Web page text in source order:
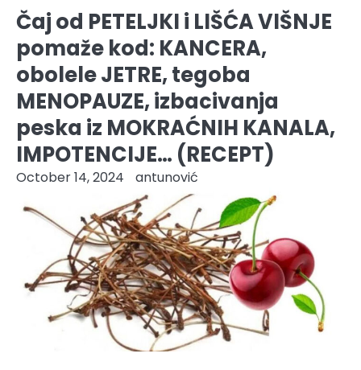
Čaj od PETELJKI i LIŠĆA VIŠNJE
pomaže kod: KANCERA,
obolele JETRE, tegoba
MENOPAUZE, izbacivanja
peska iz MOKRAĆNIH KANALA,
IMPOTENCIJE… (RECEPT)
October 14, 2024 antunović